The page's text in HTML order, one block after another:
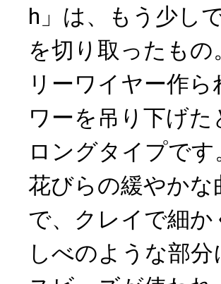
h」は、もう少し
を切り取ったも
リーワイヤー作
ワーを吊り下げ
ロングタイプです
花びらの緩やか
で、クレイで細
しべのような部